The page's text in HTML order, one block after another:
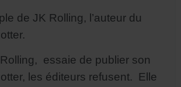
de JK Rolling, l’auteur du
essaie de publier son
les éditeurs refusent. Elle